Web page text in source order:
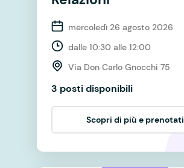
mercoledì 26 agosto 2026
dalle 10:30 alle 12:00
Via Don Carlo Gnocchi 75
3 posti disponibili
Scopri di più e prenotati